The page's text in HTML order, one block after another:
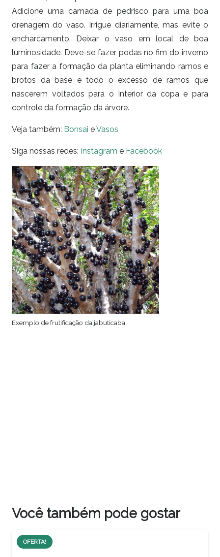
Adicione uma camada de pedrisco para uma boa
drenagem do vaso. Irrigue diariamente, mas evite o
encharcamento. Deixar o vaso em local de boa
luminosidade. Deve-se fazer podas no fim do inverno
para fazer a formação da planta eliminando ramos e
brotos da base e todo o excesso de ramos que
nascerem voltados para o interior da copa e para
controle da formação da árvore.
Veja também: Bonsai eVasos
Siga nossas redes: Instagram e Facebook
Exemplo de frutificação da jabuticaba
Você também pode gostar
OFERTA!